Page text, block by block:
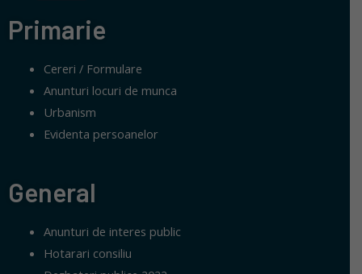
Primarie
Cereri / Formulare
Anunturi locuri de munca
Urbanism
Evidenta persoanelor
General
Anunturi de interes public
Hotarari consiliu